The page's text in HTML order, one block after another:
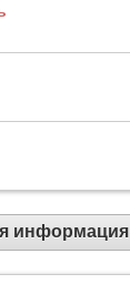
информация